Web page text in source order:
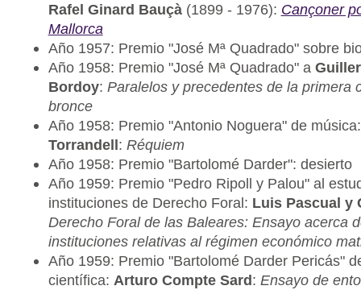
Rafel Ginard Bauçà(1899 - 1976): Cançoner
Mallorca
Año 1957: Premio "José Mª Quadrado" sobre
Año 1958: Premio "José Mª Quadrado" a
Bordoy: Paralelos y precedentes de la primera
bronce
Año 1958: Premio "Antonio Noguera" de
Torrandell: Réquiem
Año 1958: Premio "Bartolomé Darder": desierto
Año 1959: Premio "Pedro Ripoll y Palou" al
instituciones de Derecho Foral: Luis Pascual y
Derecho Foral de las Baleares: Ensayo acerca
instituciones relativas al régimen económico
Año 1959: Premio "Bartolomé Darder Pericás"
científica: Arturo Compte Sard: Ensayo de